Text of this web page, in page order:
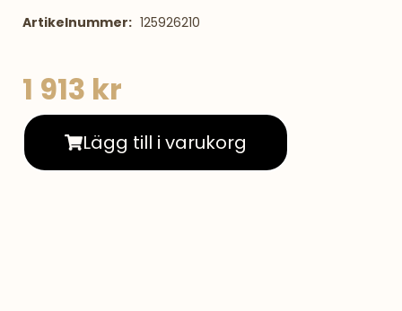
Artikelnummer: 125926210
1 913 kr
Lägg till i varukorg